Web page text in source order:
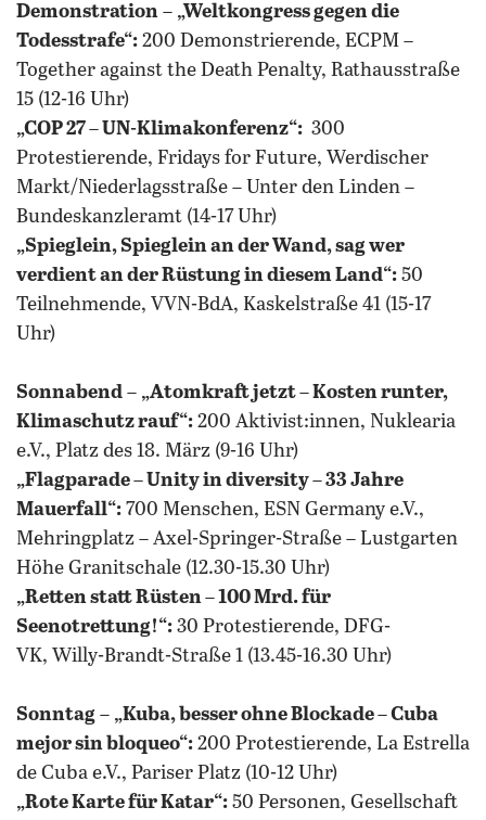
Demonstration – „Weltkongress gegen die
Todesstrafe“: 200 Demonstrierende, ECPM –
Together against the Death Penalty, Rathausstraße
15 (12-16 Uhr)
„COP 27 – UN-Klimakonferenz“: 300
Protestierende, Fridays for Future, Werdischer
Markt/Niederlagsstraße – Unter den Linden –
Bundeskanzleramt (14-17 Uhr)
„Spieglein, Spieglein an der Wand, sag wer
verdient an der Rüstung in diesem Land“: 50
Teilnehmende, VVN-BdA, Kaskelstraße 41 (15-17
Uhr)
Sonnabend – „Atomkraft jetzt – Kosten runter,
Klimaschutz rauf“: 200 Aktivist:innen, Nuklearia
e.V., Platz des 18. März (9-16 Uhr)
„Flagparade – Unity in diversity – 33 Jahre
Mauerfall“: 700 Menschen, ESN Germany e.V.,
Mehringplatz – Axel-Springer-Straße – Lustgarten
Höhe Granitschale (12.30-15.30 Uhr)
„Retten statt Rüsten – 100 Mrd. für
Seenotrettung!“: 30 Protestierende, DFG-
VK, Willy-Brandt-Straße 1 (13.45-16.30 Uhr)
Sonntag – „Kuba, besser ohne Blockade – Cuba
mejor sin bloqueo“: 200 Protestierende, La Estrella
de Cuba e.V., Pariser Platz (10-12 Uhr)
„Rote Karte für Katar“: 50 Personen, Gesellschaft